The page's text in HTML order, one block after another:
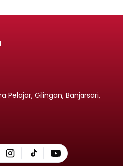
Pelajar, Gilingan, Banjarsari,